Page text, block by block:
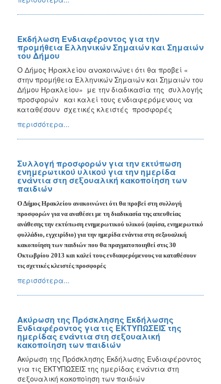
Εκδήλωση Ενδιαφέροντος για την
προμήθεια Ελληνικών Σημαιών και Σημαιών
του Δήμου
Ο Δήμος Ηρακλείου ανακοινώνει ότι θα προβεί «
στην προμήθεια Ελληνικών Σημαιών και Σημαιών του
Δήμου Ηρακλείου» με την διαδικασία της συλλογής
προσφορών και καλεί τους ενδιαφερόμενους να
καταθέσουν σχετικές κλειστές προσφορές
περισσότερα...
Συλλογή προσφορών για την εκτύπωση
ενημερωτικού υλικού για την ημερίδα
ενάντια στη σεξουαλική κακοποίηση των
παιδιών
Ο Δήμος Ηρακλείου ανακοινώνει ότι θα προβεί στη συλλογή
προσφορών για να αναθέσει με τη διαδικασία της απευθείας
ανάθεσηςτην εκτύπωση ενημερωτικού υλικού (αφίσα, ενημερωτικό
φυλλάδιο, εγχειρίδιο) για την ημερίδα ενάντια στη σεξουαλική
κακοποίηση των παιδιών που θα πραγματοποιηθεί στις 30
Οκτωβρίου 2013 και καλεί τους ενδιαφερόμενους να καταθέσουν
τις σχετικές κλειστές προσφορές
περισσότερα...
Ακύρωση της Πρόσκλησης Εκδήλωσης
Ενδιαφέροντος για τις ΕΚΤΥΠΩΣΕΙΣ της
ημερίδας ενάντια στη σεξουαλική
κακοποίηση των παιδιών
Ακύρωση της Πρόσκλησης Εκδήλωσης Ενδιαφέροντος
για τις ΕΚΤΥΠΩΣΕΙΣ της ημερίδας ενάντια στη
σεξουαλική κακοποίηση των παιδιών